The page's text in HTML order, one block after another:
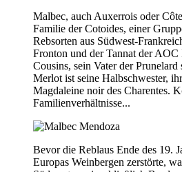
Malbec, auch Auxerrois oder
Familie der Cotoides, einer
Rebsorten aus Südwest-
Fronton und der Tannat der
Cousins, sein Vater der
Merlot ist seine Halbschwester,
Magdaleine noir des Charentes.
Familienverhältnisse...
Bevor die Reblaus Ende des 19.
Europas Weinbergen zerstörte,